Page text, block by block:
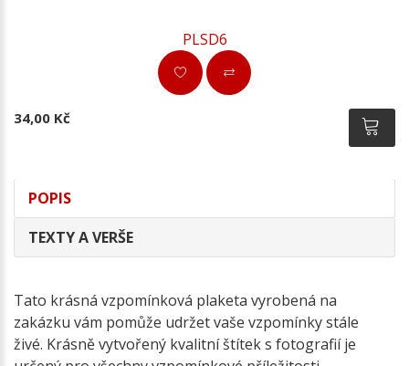
PLSD6
34,00 Kč
POPIS
TEXTY A VERŠE
Tato krásná vzpomínková plaketa vyrobená na
zakázku vám pomůže udržet vaše vzpomínky stále
živé. Krásně vytvořený kvalitní štítek s fotografií je